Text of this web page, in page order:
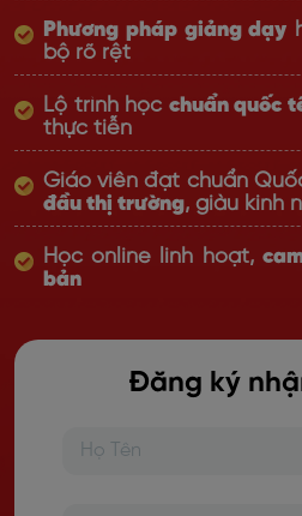
Phương pháp giảng dạy
bộ rõ rệt
Lộ trình học chuẩn quốc
thực tiễn
Giáo viên đạt chuẩn
đầu thị trường, giàu kinh
Học online linh hoạt,
bản
Đăng ký